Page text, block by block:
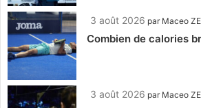
3 août 2026 par Maceo
Combien de calories
3 août 2026 par Maceo